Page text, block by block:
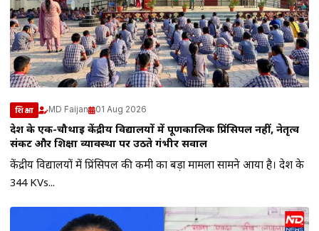
शिक्षा MD Faijan 01 Aug 2026
देश के एक-चौथाई केंद्रीय विद्यालयों में पूर्णकालिक प्रिंसिपल नहीं, नेतृत्व
संकट और शिक्षा व्यावस्था पर उठते गंभीर सवाल
केंद्रीय विद्यालयों में प्रिंसिपल की कमी का बड़ा मामला सामने आया है। देश के
344 KVs...